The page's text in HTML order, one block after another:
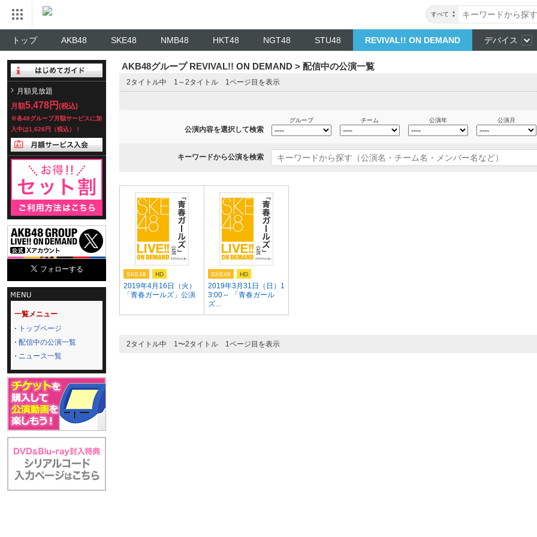
すべて
トップ AKB48 SKE48 NMB48 HKT48 NGT48 STU48 REVIVAL!! ON DEMAND デバイス
月額見放題
月額5,478円 (税込)
※各48グループ月額サービスに加
入中は1,628円（税込）！
一覧メニュー
トップページ
配信中の公演一覧
ニュース一覧
AKB48グループ REVIVAL!! ON DEMAND > 配信中の公演一覧
2タイトル中 1～2タイトル 1ページ目を表示
公演内容を選択して検索
グループ チーム 公演年 公演月
キーワードから公演を検索
2019年4月16日（火）
「青春ガールズ」公演
SKE48 HD
2019年3月31日（日）1
3:00～ 「青春ガール
ズ...
SKE48 HD
2タイトル中 1〜2タイトル 1ページ目を表示